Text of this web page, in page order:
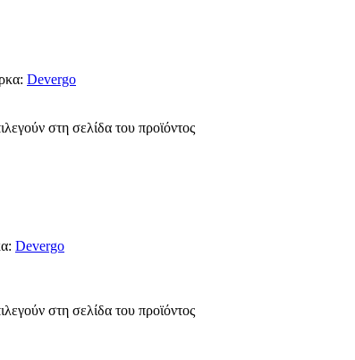
Devergo
στη σελίδα του προϊόντος
Devergo
στη σελίδα του προϊόντος